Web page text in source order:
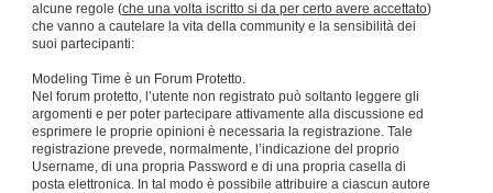
alcune regole (che una volta iscritto si da per certo avere accettato)
che vanno a cautelare la vita della community e la sensibilità dei
suoi partecipanti:
Modeling Time è un Forum Protetto.
Nel forum protetto, l’utente non registrato può soltanto leggere gli
argomenti e per poter partecipare attivamente alla discussione ed
esprimere le proprie opinioni è necessaria la registrazione. Tale
registrazione prevede, normalmente, l’indicazione del proprio
Username, di una propria Password e di una propria casella di
posta elettronica. In tal modo è possibile attribuire a ciascun autore